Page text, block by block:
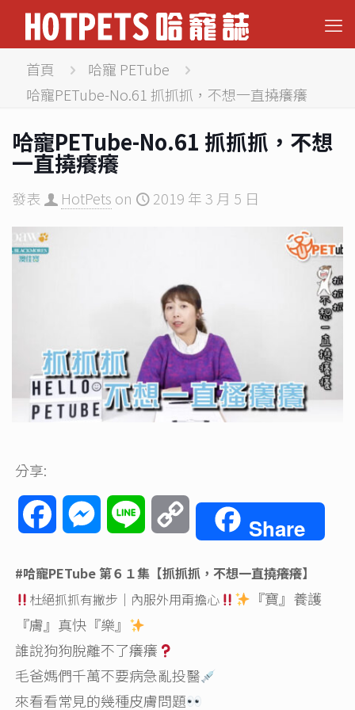
首頁
哈寵 PETube
哈寵PETube-No.61 抓抓抓，不想一直撓癢癢
哈寵PETube-No.61 抓抓抓，不想
一直撓癢癢
發表 HotPets on 2019 年 3 月 5 日
分享:
FacebookMessenger
Line
Copy
Share
#哈寵PETube第６１集【抓抓抓，不想一直撓癢癢】
杜絕抓抓有撇步｜內服外用甭擔心
『寶』養護
『膚』真快『樂』
誰說狗狗脫離不了癢癢
毛爸媽們千萬不要病急亂投醫
來看看常見的幾種皮膚問題